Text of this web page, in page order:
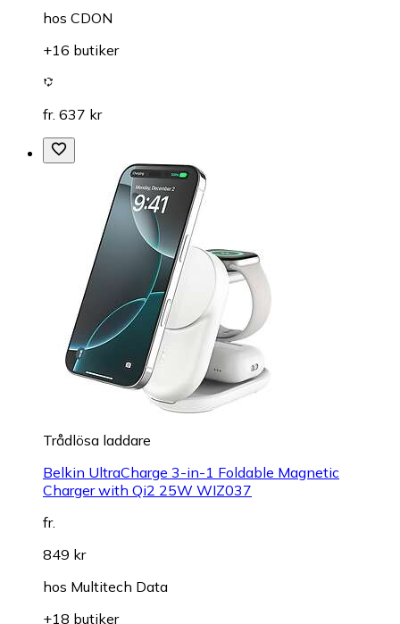
hos CDON
+16 butiker
fr. 637 kr
Trådlösa laddare
Belkin UltraCharge 3-in-1 Foldable Magnetic
Charger with Qi2 25W WIZ037
fr.
849 kr
hos Multitech Data
+18 butiker